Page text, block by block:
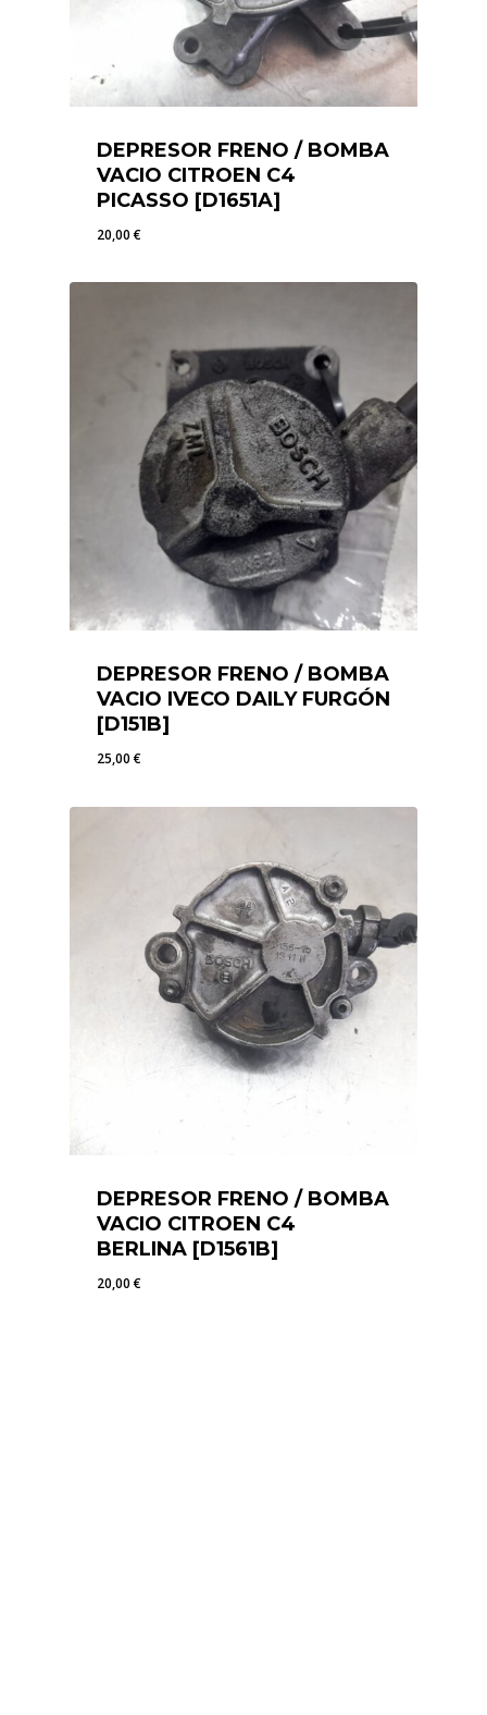
DEPRESOR FRENO / BOMBA
VACIO CITROEN C4
PICASSO [D1651A]
20,00€
DEPRESOR FRENO / BOMBA
VACIO IVECO DAILY FURGÓN
[D151B]
25,00€
DEPRESOR FRENO / BOMBA
VACIO CITROEN C4
BERLINA [D1561B]
20,00€